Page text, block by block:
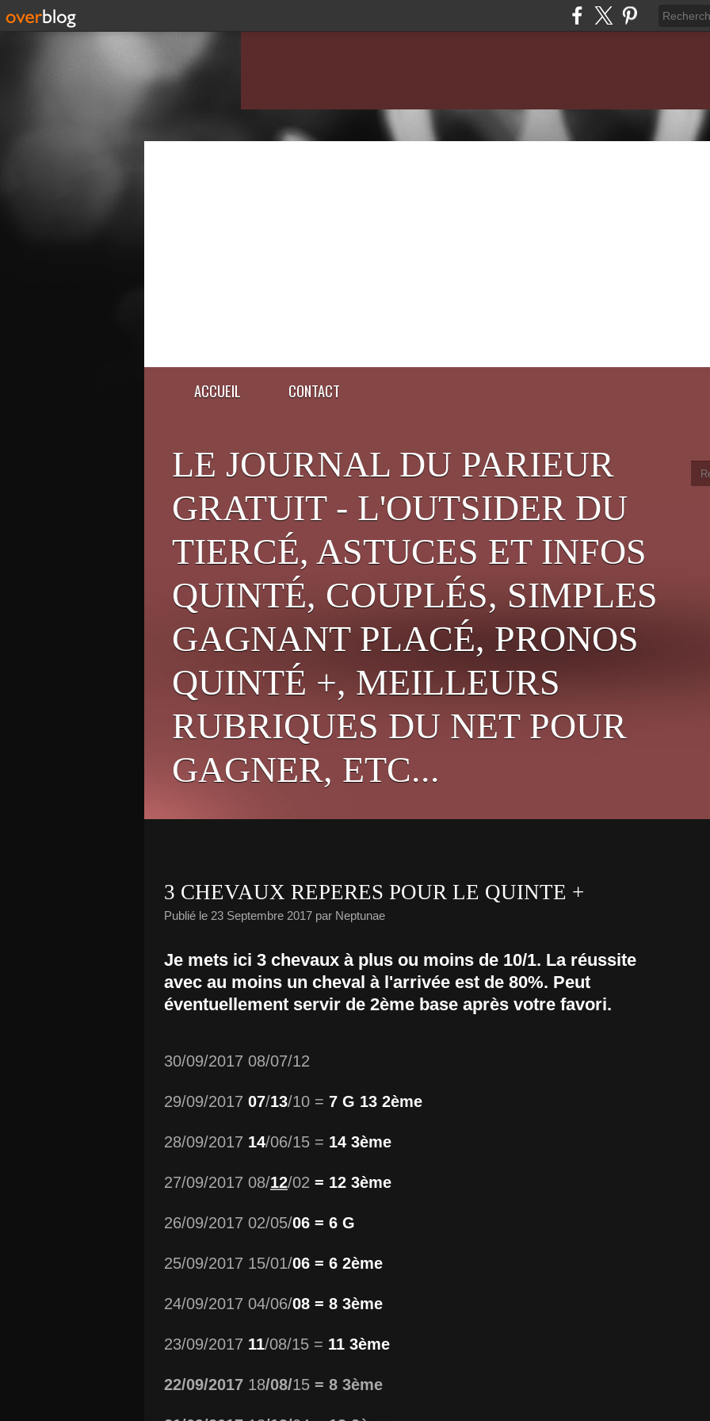
ACCUEIL CONTACT
LE JOURNAL DU PARIEUR
GRATUIT - L'OUTSIDER DU
TIERCÉ, ASTUCES ET INFOS
QUINTÉ, COUPLÉS, SIMPLES
GAGNANT PLACÉ, PRONOS
QUINTÉ +, MEILLEURS
RUBRIQUES DU NET POUR
GAGNER, ETC...
3 CHEVAUX REPERES POUR LE QUINTE +
Publié le 23 Septembre 2017 par Neptunae
Je mets ici 3 chevaux à plus ou moins de 10/1. La réussite
avec au moins un cheval à l'arrivée est de 80%. Peut
éventuellement servir de 2ème base après votre favori.
30/09/2017 08/07/12
29/09/2017 07/13/10 = 7 G 13 2ème
28/09/2017 14/06/15 = 14 3ème
27/09/2017 08/12/02 = 12 3ème
26/09/2017 02/05/06 = 6 G
25/09/2017 15/01/06 = 6 2ème
24/09/2017 04/06/08 = 8 3ème
23/09/2017 11/08/15 = 11 3ème
22/09/2017 18/08/15 = 8 3ème